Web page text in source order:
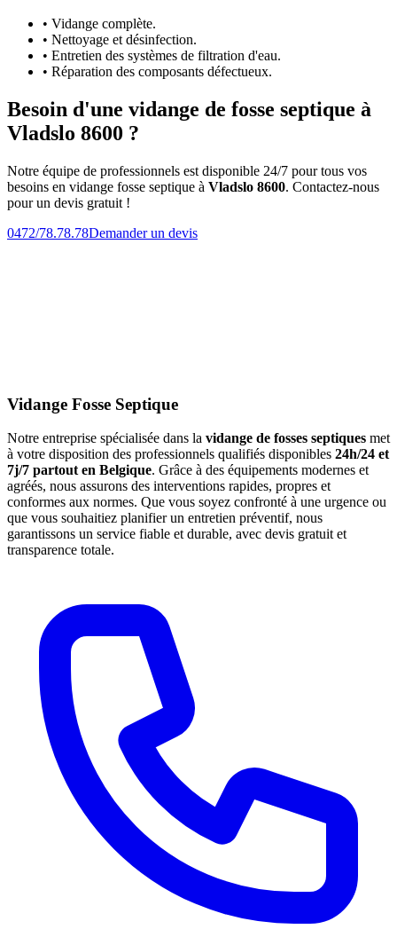
• Vidange complète.
• Nettoyage et désinfection.
• Entretien des systèmes de filtration d'eau.
• Réparation des composants défectueux.
Besoin d'une vidange de fosse septique à
Vladslo 8600 ?
Notre équipe de professionnels est disponible 24/7 pour tous vos
besoins en vidange fosse septique à Vladslo 8600. Contactez-nous
pour un devis gratuit !
0472/78.78.78Demander un devis
Vidange Fosse Septique
Notre entreprise spécialisée dans la vidange de fosses septiques met
à votre disposition des professionnels qualifiés disponibles 24h/24 et
7j/7 partout en Belgique. Grâce à des équipements modernes et
agréés, nous assurons des interventions rapides, propres et
conformes aux normes. Que vous soyez confronté à une urgence ou
que vous souhaitiez planifier un entretien préventif, nous
garantissons un service fiable et durable, avec devis gratuit et
transparence totale.